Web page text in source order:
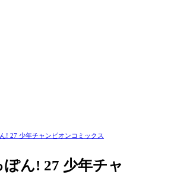
! 27 少年チャンピオンコミックス
ぽん! 27 少年チャ